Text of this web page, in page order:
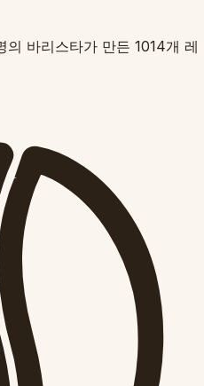
의 바리스타가 만든 1014개 레